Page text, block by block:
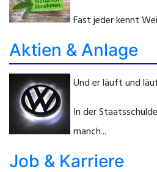
Fast jeder kennt
Aktien & Anlage
Und er läuft und
In der
manch...
Job & Karriere